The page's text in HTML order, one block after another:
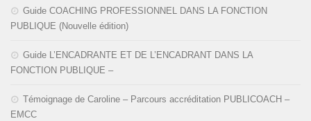
Guide COACHING PROFESSIONNEL DANS LA FONCTION
PUBLIQUE (Nouvelle édition)
Guide L’ENCADRANTE ET DE L’ENCADRANT DANS LA
FONCTION PUBLIQUE –
Témoignage de Caroline – Parcours accréditation PUBLICOACH –
EMCC